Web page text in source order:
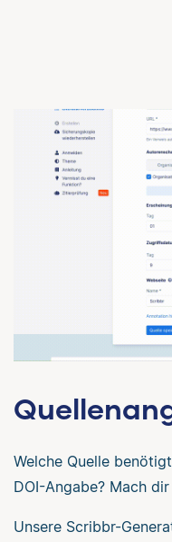
Welche Quelle
DOI-Angabe? Mach
Unsere Scribbr-